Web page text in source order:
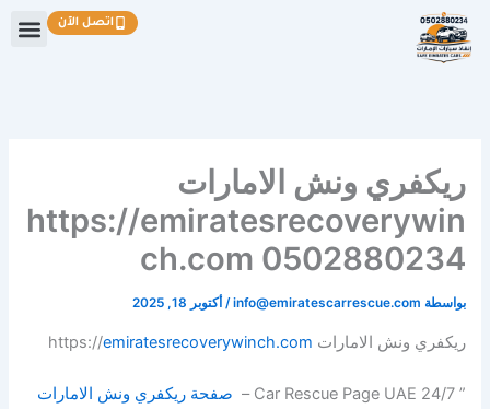
تخطي
إلى
المحتوى
اتصل الآن
ريكفري ونش الامارات
https://emiratesrecoverywin
ch.com 0502880234
بواسطة info@emiratescarrescue.com
/ أكتوبر 18, 2025
ريكفري ونش الامارات https:// emiratesrecoverywinch.com
” Car Rescue Page UAE 24/7 –
صفحة ريكفري ونش الامارات